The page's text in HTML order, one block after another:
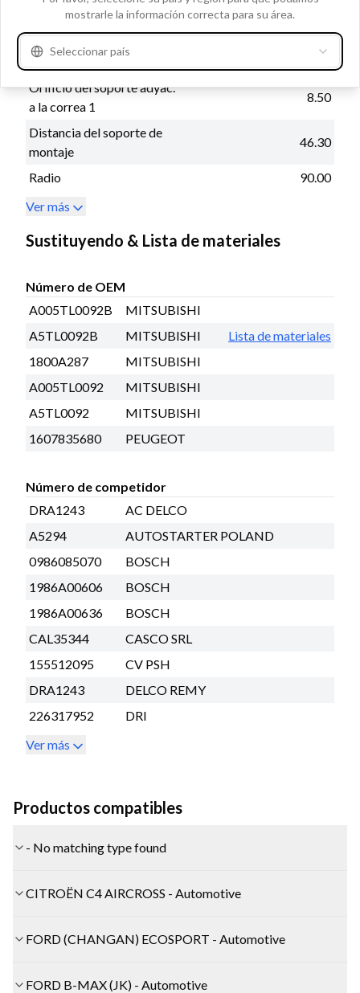
Rotación
Hacia la derecha
Ranuras/polea
5
Tipo de regulador
Orificio del soporte adyac.
a la correa 1
8.50
Distancia del soporte de
montaje
46.30
Radio
90.00
Ver más
Sustituyendo & Lista de materiales
Número de OEM
A005TL0092B
MITSUBISHI
A5TL0092B
MITSUBISHI
Lista de materiales
1800A287
MITSUBISHI
A005TL0092
MITSUBISHI
A5TL0092
MITSUBISHI
1607835680
PEUGEOT
Número de competidor
DRA1243
AC DELCO
A5294
AUTOSTARTER POLAND
0986085070
BOSCH
1986A00606
BOSCH
1986A00636
BOSCH
CAL35344
CASCO SRL
155512095
CV PSH
DRA1243
DELCO REMY
226317952
DRI
Ver más
Productos compatibles
- No matching type found
CITROËN C4 AIRCROSS - Automotive
FORD (CHANGAN) ECOSPORT - Automotive
FORD B-MAX (JK) - Automotive
mostrarle la información correcta para su área.
Seleccionar país